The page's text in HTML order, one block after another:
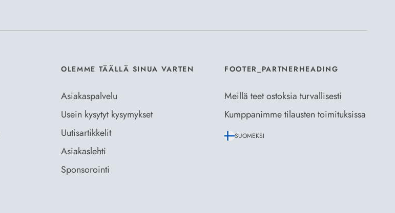
OLEMME TÄÄLLÄ SINUA VARTEN
Asiakaspalvelu
Usein kysytyt kysymykset
Uutisartikkelit
Asiakaslehti
Sponsorointi
FOOTER_PARTNERHEADING
Meillä teet ostoksia turvallisesti
Kumppanimme tilausten toimituksissa
SUOMEKSI